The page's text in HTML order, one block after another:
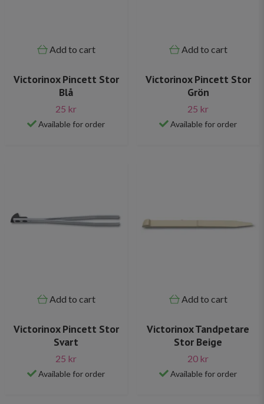
Add to cart
Victorinox Pincett Stor
Blå
25 kr
Available for order
Add to cart
Victorinox Pincett Stor
Grön
25 kr
Available for order
Add to cart
Victorinox Pincett Stor
Svart
25 kr
Available for order
Add to cart
Victorinox Tandpetare
Stor Beige
20 kr
Available for order